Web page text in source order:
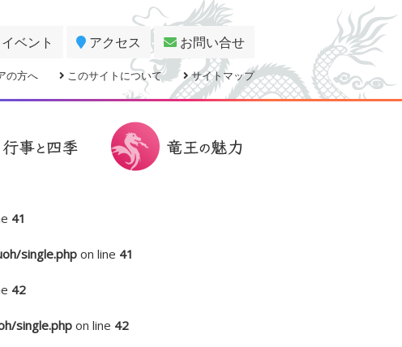
ベント アクセス お問い合せ
の方へ このサイトについて サイトマップ
41
single.php on line 41
42
single.php on line 42